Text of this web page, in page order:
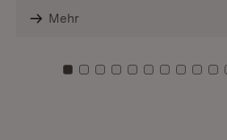
Mehr
Zu Kachel: 0
Zu Kachel: 1
Zu Kachel: 2
Zu Kachel: 3
Zu Kachel: 4
Zu Kachel:
ZuZuZu